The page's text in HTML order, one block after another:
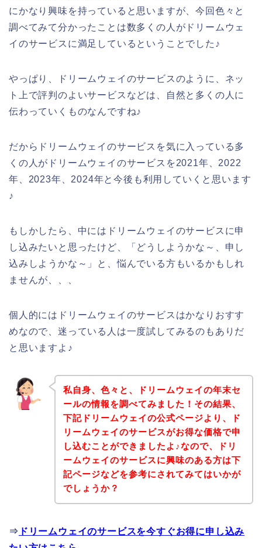
にかなり興味を持っていると思いますが、今回色々と
調べてみて分かったことは数多くの人がドリームウェ
イのサービスに満足しているということでした♪
やっぱり、ドリームウェイのサービスのように、ネッ
ト上で評判のよいサービスなどは、自然と多くの人に
伝わっていくものなんですね♪
だからドリームウェイのサービスを気に入っている多
くの人がドリームウェイのサービスを2021年、2022
年、2023年、2024年と今後も利用していくと思います
♪
もしかしたら、中にはドリームウェイのサービスに申
し込みたいと思ったけど、「どうしようかな～、申し
込みしようかな～」と、悩んでいる方もいるかもしれ
ませんが、、、
個人的にはドリームウェイのサービスはかなりおすす
めなので、迷っている人は一度試してみるのもありだ
と思いますよ♪
私自身、色々と、ドリームウェイの年末セ
ールの情報を調べてみました！その結果、
下記ドリームウェイの公式ページより、ド
リームウェイのサービスがお得な価格で申
し込むことができましたよ♪なので、ドリ
ームウェイのサービスに興味のある方は下
記ページなどを参考にされてみてはいかが
でしょうか？
⇒ ドリームウェイのサービスを今すぐお得に申し込み